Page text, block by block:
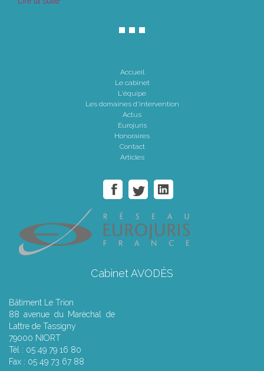
Accueil
Le cabinet
L'équipe
Les domaines d'intervention
Actus
Eurojuris
Honoraires
Contact
Articles
Cabinet AVODÈS
Bâtiment Le Trion
88 avenue du Maréchal de
Lattre de Tassigny
79000 NIORT
Tél : 05 49 79 16 80
Fax : 05 49 73 67 88